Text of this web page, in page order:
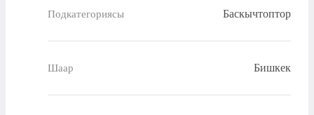
Подкатегориясы Баскычтоптор
Шаар Бишкек